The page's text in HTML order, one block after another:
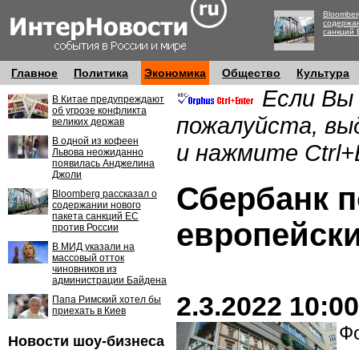
санкций
Главное Политика Экономика Общество Культура
В Китае предупреждают
об угрозе конфликта
великих держав
В одной из кофеен
Львова неожиданно
появилась Анджелина
Джоли
Bloomberg рассказал о
содержании нового
пакета санкций ЕС
против России
В МИД указали на
массовый отток
чиновников из
администрации Байдена
Папа Римский хотел бы
приехать в Киев
Новости шоу-бизнеса
Если Вы
пожалуйста,
и нажмите
Сбербанк
2.3.2022 10:00